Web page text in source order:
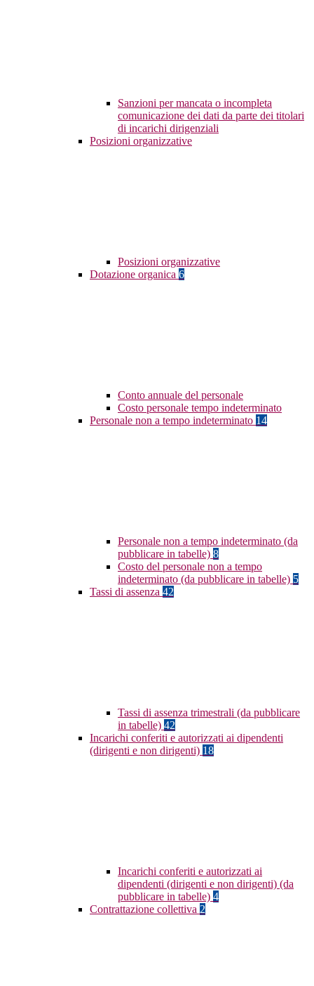
Sanzioni per mancata o incompleta
comunicazione dei dati da parte dei titolari
di incarichi dirigenziali
Posizioni organizzative
Posizioni organizzative
Dotazione organica 6
Conto annuale del personale
Costo personale tempo indeterminato
Personale non a tempo indeterminato 14
Personale non a tempo indeterminato (da
pubblicare in tabelle) 8
Costo del personale non a tempo
indeterminato (da pubblicare in tabelle) 5
Tassi di assenza 42
Tassi di assenza trimestrali (da pubblicare
in tabelle) 42
Incarichi conferiti e autorizzati ai dipendenti
(dirigenti e non dirigenti) 18
Incarichi conferiti e autorizzati ai
dipendenti (dirigenti e non dirigenti) (da
pubblicare in tabelle) 4
Contrattazione collettiva 2